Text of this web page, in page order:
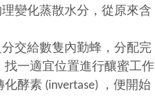
變化蒸散水分，從原來含
交給數隻內勤蜂，分配完
一適宜位置進行釀蜜工作
酵素 (invertase) ，便開始